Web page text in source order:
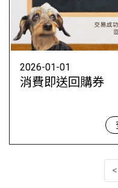
2026-01-01
消費即送回購券
<